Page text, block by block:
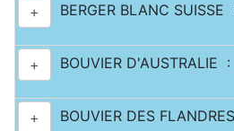
+ BERGER BLANC
+ BOUVIER D'AUSTRALIE
+ BOUVIER DES